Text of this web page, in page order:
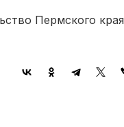
Пермского края